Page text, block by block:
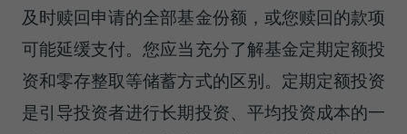
及时赎回申请的全部基金份额，或您赎回的款项
可能延缓支付。您应当充分了解基金定期定额投
资和零存整取等储蓄方式的区别。定期定额投资
是引导投资者进行长期投资、平均投资成本的一